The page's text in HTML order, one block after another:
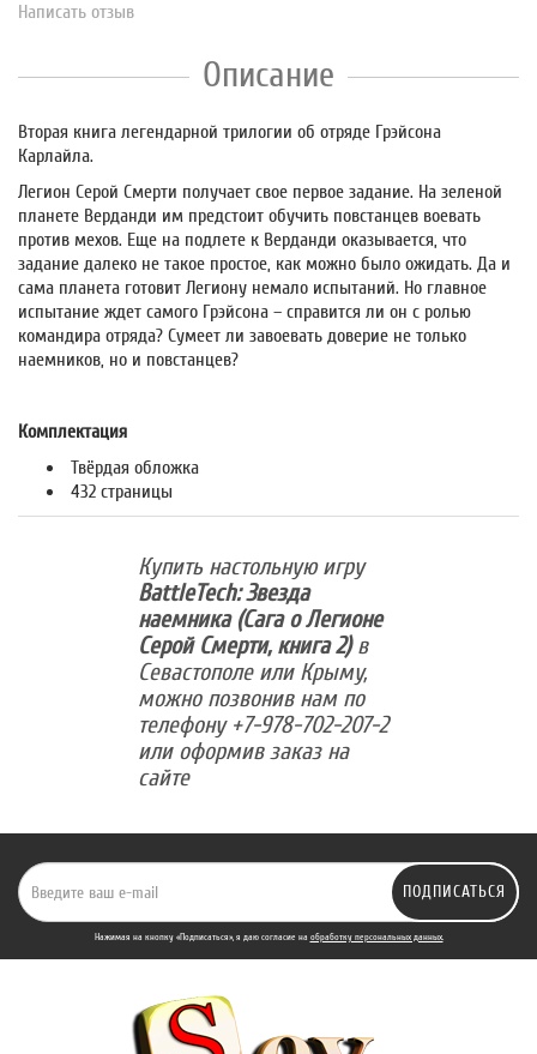
Написать отзыв
Описание
Вторая книга легендарной трилогии об отряде Грэйсона
Карлайла.
Легион Серой Смерти получает свое первое задание. На зеленой
планете Верданди им предстоит обучить повстанцев воевать
против мехов. Еще на подлете к Верданди оказывается, что
задание далеко не такое простое, как можно было ожидать. Да и
сама планета готовит Легиону немало испытаний. Но главное
испытание ждет самого Грэйсона – справится ли он с ролью
командира отряда? Сумеет ли завоевать доверие не только
наемников, но и повстанцев?
Комплектация
Твёрдая обложка
432 страницы
Купить настольную игру
BattleTech: Звезда
наемника (Сага о Легионе
Серой Смерти, книга 2)в
Севастополе или Крыму,
можно позвонив нам по
телефону +7-978-702-207-2
или оформив заказ на
сайте
ПОДПИСАТЬСЯ
Нажимая на кнопку «Подписаться», я даю cогласие на обработку персональных данных.